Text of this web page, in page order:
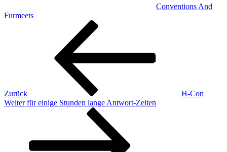
Conventions And
Furmeets
Beitragsnavigation
Zurück
H-Con
Nächster
Weiter für einige Stunden lange Antwort-Zeiten